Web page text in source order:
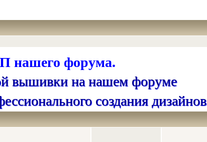
нашего форума.
вышивки на нашем форуме
создания дизайнов